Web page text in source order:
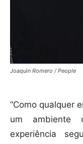
Joaquìn Romero / People
“Como qualquer
um ambiente
experiência